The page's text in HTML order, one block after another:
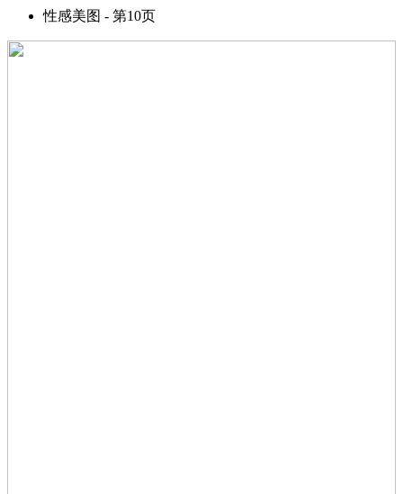
性感美图 - 第10页